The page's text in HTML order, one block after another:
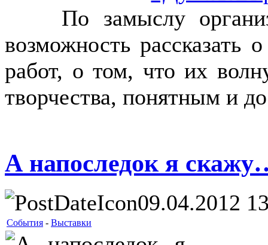
По замыслу
возможность
работ, о том, что их
творчества, понятным и
А напоследок я
09.04.2012
События - Выставки